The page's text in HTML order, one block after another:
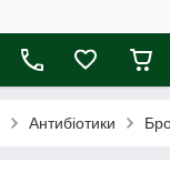
Антибіотики